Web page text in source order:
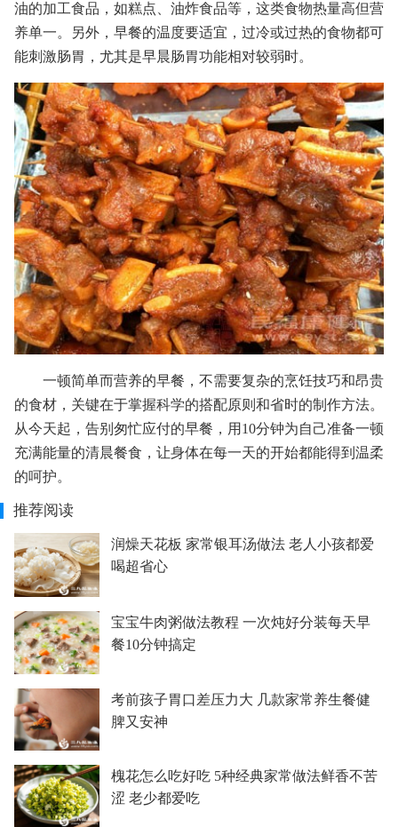
油的加工食品，如糕点、油炸食品等，这类食物热量高但营
养单一。另外，早餐的温度要适宜，过冷或过热的食物都可
能刺激肠胃，尤其是早晨肠胃功能相对较弱时。
一顿简单而营养的早餐，不需要复杂的烹饪技巧和昂贵
的食材，关键在于掌握科学的搭配原则和省时的制作方法。
从今天起，告别匆忙应付的早餐，用10分钟为自己准备一顿
充满能量的清晨餐食，让身体在每一天的开始都能得到温柔
的呵护。
推荐阅读
润燥天花板 家常银耳汤做法 老人小孩都爱
喝超省心
宝宝牛肉粥做法教程 一次炖好分装每天早
餐10分钟搞定
考前孩子胃口差压力大 几款家常养生餐健
脾又安神
槐花怎么吃好吃 5种经典家常做法鲜香不苦
涩 老少都爱吃